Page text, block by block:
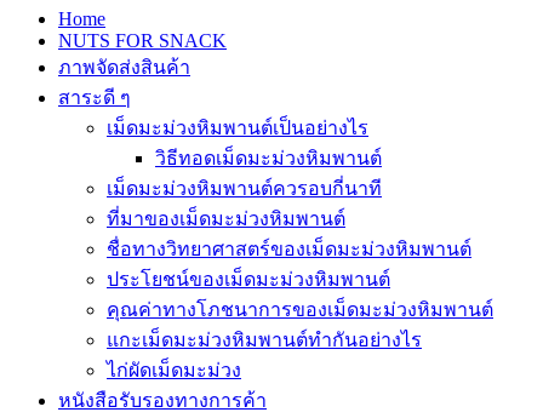
Home
NUTS FOR SNACK
ภาพจัดส่งสินค้า
สาระดี ๆ
เม็ดมะม่วงหิมพานต์เป็นอย่างไร
วิธีทอดเม็ดมะม่วงหิมพานต์
เม็ดมะม่วงหิมพานต์ควรอบกี่นาที
ที่มาของเม็ดมะม่วงหิมพานต์
ชื่อทางวิทยาศาสตร์ของเม็ดมะม่วงหิมพานต์
ประโยชน์ของเม็ดมะม่วงหิมพานต์
คุณค่าทางโภชนาการของเม็ดมะม่วงหิมพานต์
แกะเม็ดมะม่วงหิมพานต์ทำกันอย่างไร
ไก่ผัดเม็ดมะม่วง
หนังสือรับรองทางการค้า